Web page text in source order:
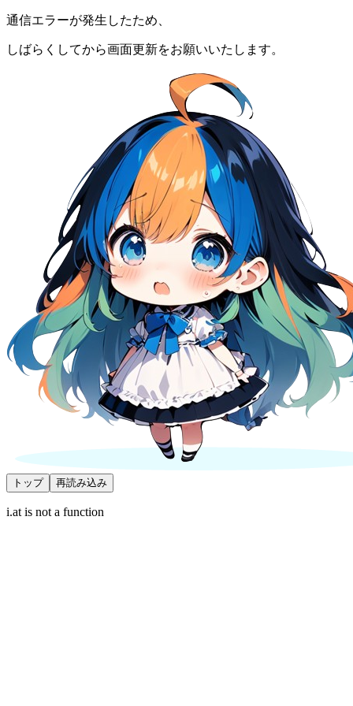
通信エラーが発生したため、
しばらくしてから画面更新をお願いいたします。
トップ 再読み込み
i.at is not a function